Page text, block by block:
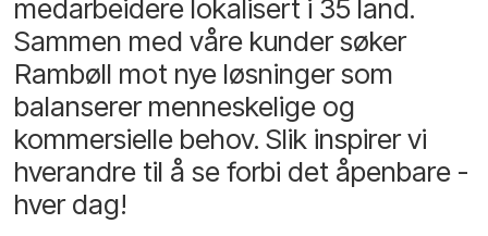
medarbeidere lokalisert i 35 land.
Sammen med våre kunder søker
Rambøll mot nye løsninger som
balanserer menneskelige og
kommersielle behov. Slik inspirer vi
hverandre til å se forbi det åpenbare -
hver dag!